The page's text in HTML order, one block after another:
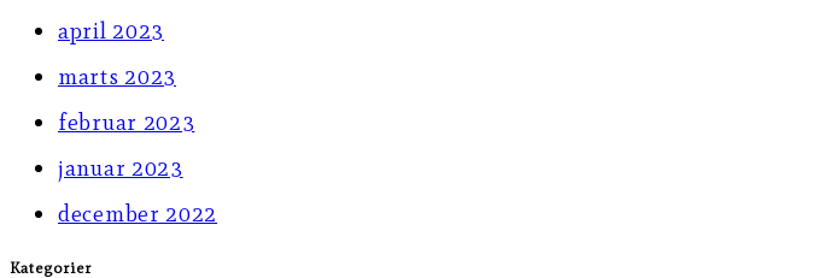
april 2023
marts 2023
februar 2023
januar 2023
december 2022
Kategorier